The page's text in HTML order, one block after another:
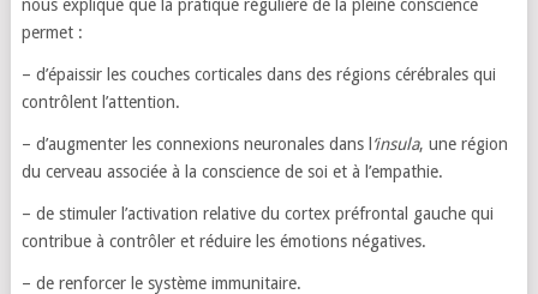
nous explique que la pratique régulière de la pleine conscience
permet :
– d’épaissir les couches corticales dans des régions cérébrales qui
contrôlent l’attention.
– d’augmenter les connexions neuronales dans l ‘insula, une région
du cerveau associée à la conscience de soi et à l’empathie.
– de stimuler l’activation relative du cortex préfrontal gauche qui
contribue à contrôler et réduire les émotions négatives.
– de renforcer le système immunitaire.